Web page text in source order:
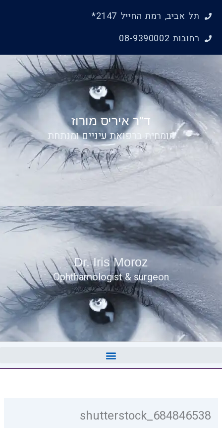
לתוכן
תל אביב, רמת החייל 2147*
רחובות 08-9390002
ד"ר איריס מורוז
מומחית ברפואת עיניים ומנתחת
Dr. Iris Moroz
Ophthamologist & surgeon
shutterstock_684846538